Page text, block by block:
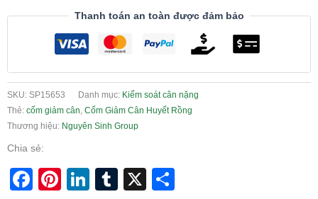
Thanh toán an toàn được đảm bảo
SKU: SP15653 Danh mục: Kiểm soát cân nặng
Thẻ: cốm giảm cân, Cốm Giảm Cân Huyết Rồng
Thương hiệu: Nguyên Sinh Group
Chia sẻ:
Facebook
Pinterest
LinkedIn
Tumblr
X